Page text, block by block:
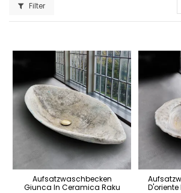
Filter
Aufsatzwaschbecken
Giunca In Ceramica Raku